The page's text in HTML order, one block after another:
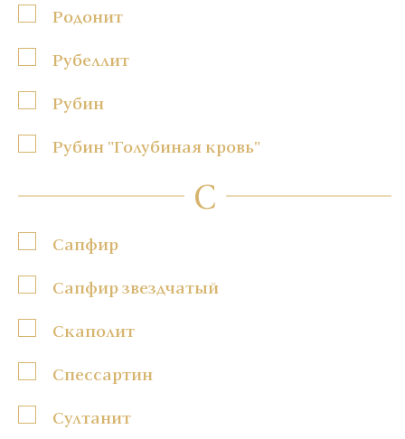
Родонит
Рубеллит
Рубин
Рубин "Голубиная кровь"
С
Сапфир
Сапфир звездчатый
Скаполит
Спессартин
Султанит